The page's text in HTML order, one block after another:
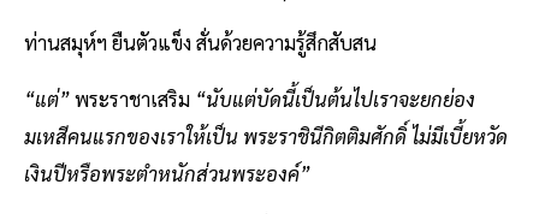
ท่านสมุห์ฯ ยืนตัวแข็ง สั่นด้วยความรู้สึกสับสน
“แต่”พระราชาเสริม “นับแต่บัดนี้เป็นต้นไปเราจะยกย่อง
มเหสีคนแรกของเราให้เป็น พระราชินีกิตติมศักดิ์ ไม่มีเบี้ยหวัด
เงินปีหรือพระตำหนักส่วนพระองค์”